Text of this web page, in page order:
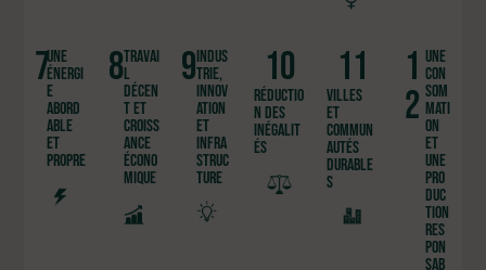
7une
énergi
e
abord
able
et
propre
8travai
l
décen
t et
croiss
ance
écono
mique
9indus
trie,
innov
ation
et
infra
struc
ture
10
réductio
n des
inégalit
és
11
villes
et
commun
autés
durable
s
1
2
une
con
som
mati
on
et
une
pro
duc
tion
res
pon
sab